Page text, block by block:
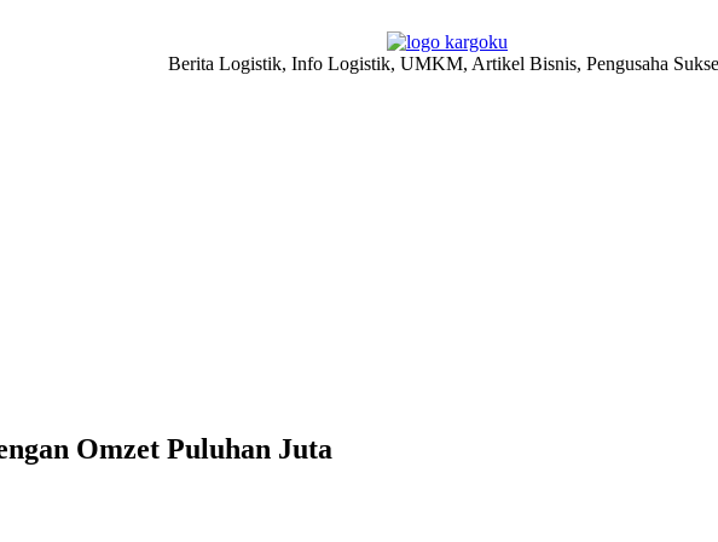
Berita Logistik, Info Logistik, UMKM, Artikel Bisnis, Pengusaha
Omzet Puluhan Juta